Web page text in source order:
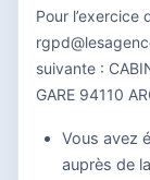
Pour
suivante :
GARE 94110
Vous avez
auprès de